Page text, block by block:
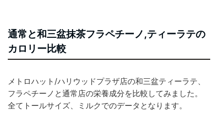
通常と和三盆抹茶フラペチーノ,ティーラテの
カロリー比較
メトロハット/ハリウッドプラザ店の和三盆ティーラテ、
フラペチーノと通常店の栄養成分を比較してみました。
全てトールサイズ、ミルクでのデータとなります。